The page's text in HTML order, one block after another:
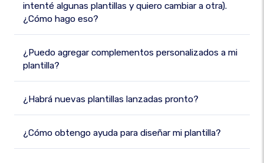
intenté algunas plantillas y quiero cambiar a otra).
¿Cómo hago eso?
¿Puedo agregar complementos personalizados a mi
plantilla?
¿Habrá nuevas plantillas lanzadas pronto?
¿Cómo obtengo ayuda para diseñar mi plantilla?